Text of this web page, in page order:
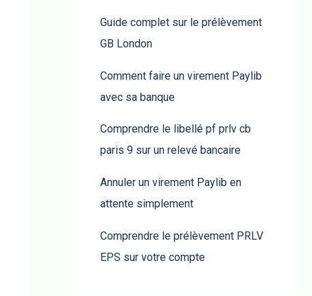
Guide complet sur le prélèvement
GB London
Comment faire un virement Paylib
avec sa banque
Comprendre le libellé pf prlv cb
paris 9 sur un relevé bancaire
Annuler un virement Paylib en
attente simplement
Comprendre le prélèvement PRLV
EPS sur votre compte